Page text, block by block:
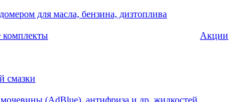
для масла, бензина, дизтоплива
комплекты
смазки
(AdBlue), антифриза и др. жидкостей
Акции